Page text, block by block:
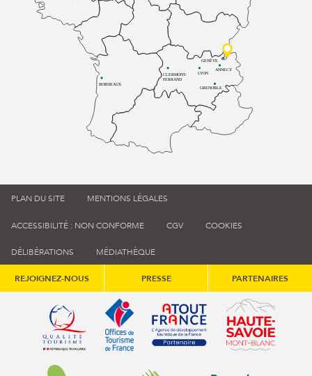
BORDEAUX
CLERMONT-
FERRAND
LYON
ANNECY
GRENOBLE
GENÈVE
PLAN DU SITE MENTIONS LÉGALES
ACCESSIBILITÉ : NON CONFORME CGV COOKIES
DÉLIBÉRATIONS MÉDIATHÈQUE
REJOIGNEZ-NOUS PRESSE PARTENAIRES
Qualité tourisme (s'ouvre dans une nouvelle fenêtre)
Office de tourisme de France (s'ouvre
Atout France (s'ouvre dans